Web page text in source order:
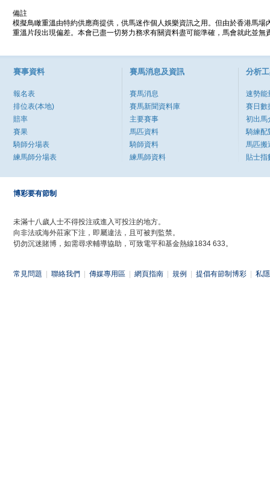
備註
模擬鳥瞰重溫由特約供應商提供，供馬迷作個人娛樂資訊之用。但由於香港馬
重溫片段出現偏差。本會已盡一切努力務求有關資料盡可能準確，馬會就此並
賽事資料
報名表
排位表(本地)
賠率
賽果
騎師分場表
練馬師分場表
賽馬消息及資訊
賽馬消息
賽馬新聞資料庫
主要賽事
馬匹資料
騎師資料
練馬師資料
分析
速勢能
賽日數
初出馬
騎練配
馬匹搬
貼士指
博彩要有節制
未滿十八歲人士不得投注或進入可投注的地方。
向非法或海外莊家下注，即屬違法，且可被判監禁。
切勿沉迷賭博，如需尋求輔導協助，可致電平和基金熱線1834 633。
常見問題 聯絡我們 傳媒專用區 網頁指南 規例 提倡有節制博彩 私